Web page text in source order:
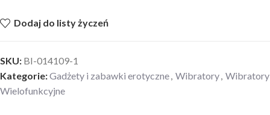
Dodaj do listy życzeń
SKU: BI-014109-1
Kategorie:Gadżety i zabawki erotyczne, Wibratory, Wibratory
Wielofunkcyjne